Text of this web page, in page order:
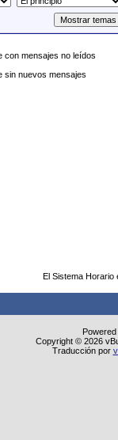
con mensajes no leídos
sin nuevos mensajes
El Sistema
Copyright © 2026
Traducción por